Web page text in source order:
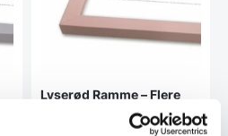
Lyserød Ramme – Flere
størrelser – INCADO
Indram dine særlige øjeblikke